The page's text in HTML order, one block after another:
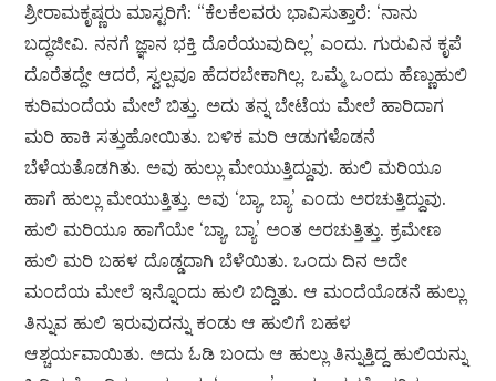
ಶ್ರೀರಾಮಕೃಷ್ಣರು ಮಾಸ್ಟರಿಗೆ: “ಕೆಲಕೆಲವರು ಭಾವಿಸುತ್ತಾರೆ: ‘ನಾನು
ಬದ್ಧಜೀವಿ. ನನಗೆ ಜ್ಞಾನ ಭಕ್ತಿ ದೊರೆಯುವುದಿಲ್ಲ’ ಎಂದು. ಗುರುವಿನ ಕೃಪೆ
ದೊರೆತದ್ದೇ ಆದರೆ, ಸ್ವಲ್ಪವೂ ಹೆದರಬೇಕಾಗಿಲ್ಲ. ಒಮ್ಮೆ ಒಂದು ಹೆಣ್ಣುಹುಲಿ
ಕುರಿಮಂದೆಯ ಮೇಲೆ ಬಿತ್ತು. ಅದು ತನ್ನ ಬೇಟೆಯ ಮೇಲೆ ಹಾರಿದಾಗ
ಮರಿ ಹಾಕಿ ಸತ್ತುಹೋಯಿತು. ಬಳಿಕ ಮರಿ ಆಡುಗಳೊಡನೆ
ಬೆಳೆಯತೊಡಗಿತು. ಅವು ಹುಲ್ಲು ಮೇಯುತ್ತಿದ್ದುವು. ಹುಲಿ ಮರಿಯೂ
ಹಾಗೆ ಹುಲ್ಲು ಮೇಯುತ್ತಿತ್ತು. ಅವು ‘ಬ್ಯಾ, ಬ್ಯಾ’ ಎಂದು ಅರಚುತ್ತಿದ್ದುವು.
ಹುಲಿ ಮರಿಯೂ ಹಾಗೆಯೇ ‘ಬ್ಯಾ, ಬ್ಯಾ’ ಅಂತ ಅರಚುತ್ತಿತ್ತು. ಕ್ರಮೇಣ
ಹುಲಿ ಮರಿ ಬಹಳ ದೊಡ್ಡದಾಗಿ ಬೆಳೆಯಿತು. ಒಂದು ದಿನ ಅದೇ
ಮಂದೆಯ ಮೇಲೆ ಇನ್ನೊಂದು ಹುಲಿ ಬಿದ್ದಿತು. ಆ ಮಂದೆಯೊಡನೆ ಹುಲ್ಲು
ತಿನ್ನುವ ಹುಲಿ ಇರುವುದನ್ನು ಕಂಡು ಆ ಹುಲಿಗೆ ಬಹಳ
ಆಶ್ಚರ್ಯವಾಯಿತು. ಅದು ಓಡಿ ಬಂದು ಆ ಹುಲ್ಲು ತಿನ್ನುತ್ತಿದ್ದ ಹುಲಿಯನ್ನು